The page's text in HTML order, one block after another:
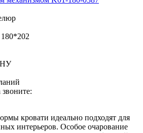
кровати идеально подходят для
интерьеров. Особое очарование